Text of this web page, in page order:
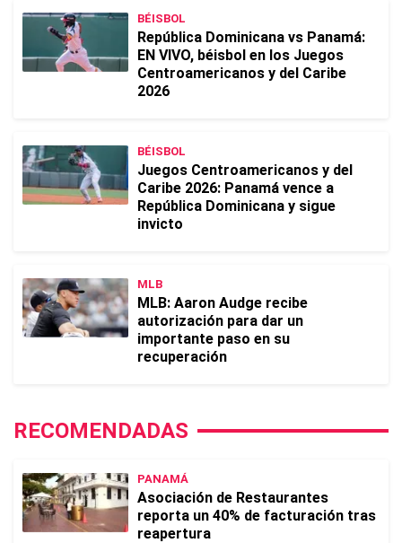
BÉISBOL
República Dominicana vs Panamá:
EN VIVO, béisbol en los Juegos
Centroamericanos y del Caribe
2026
BÉISBOL
Juegos Centroamericanos y del
Caribe 2026: Panamá vence a
República Dominicana y sigue
invicto
MLB
MLB: Aaron Audge recibe
autorización para dar un
importante paso en su
recuperación
RECOMENDADAS
PANAMÁ
Asociación de Restaurantes
reporta un 40% de facturación tras
reapertura